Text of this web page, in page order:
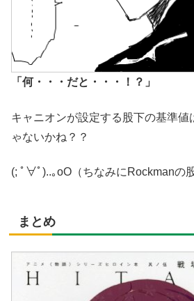
「何・・・だと・・・！？」
キャニオンが設定する股下の基準値
ゃないかね？？
(; ﾟ∀ﾟ)..｡oO（ちなみにRockmanの
まとめ